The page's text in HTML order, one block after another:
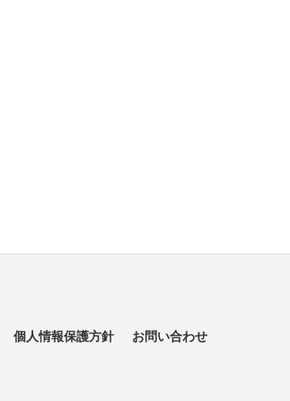
個人情報保護方針 お問い合わせ